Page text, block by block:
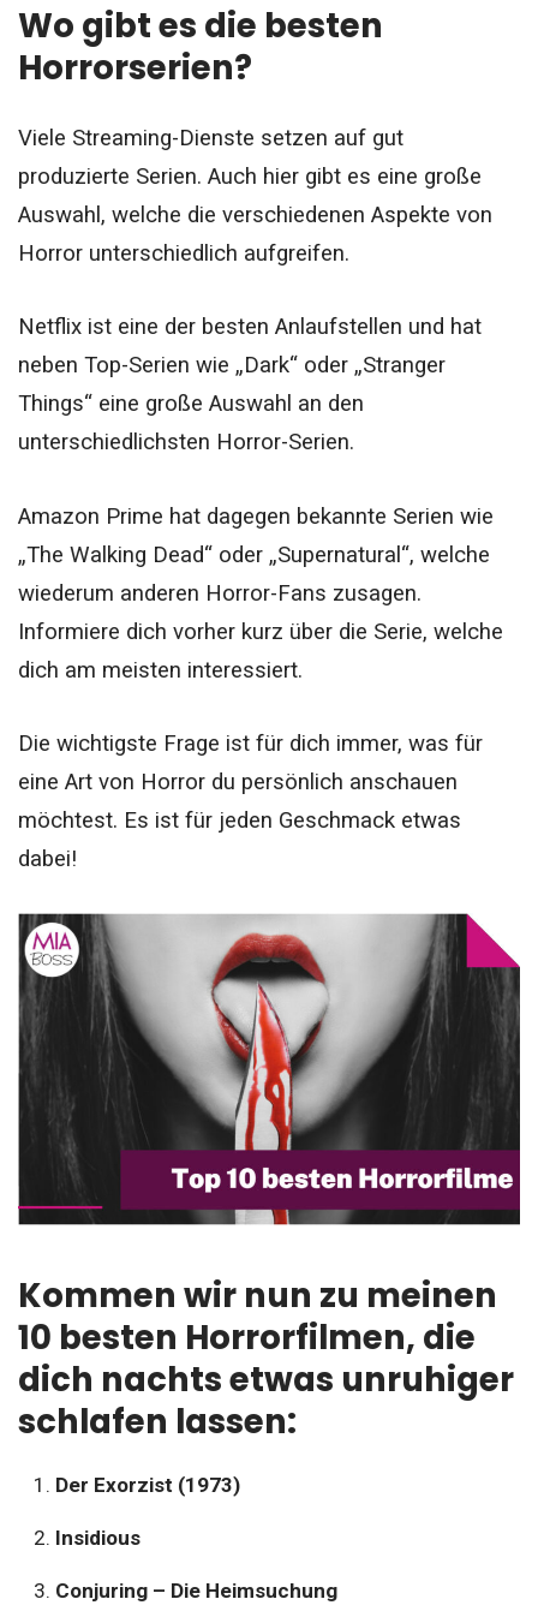
Wo gibt es die besten
Horrorserien?
Viele Streaming-Dienste setzen auf gut
produzierte Serien. Auch hier gibt es eine große
Auswahl, welche die verschiedenen Aspekte von
Horror unterschiedlich aufgreifen.
Netflix ist eine der besten Anlaufstellen und hat
neben Top-Serien wie „Dark“ oder „Stranger
Things“ eine große Auswahl an den
unterschiedlichsten Horror-Serien.
Amazon Prime hat dagegen bekannte Serien wie
„The Walking Dead“ oder „Supernatural“, welche
wiederum anderen Horror-Fans zusagen.
Informiere dich vorher kurz über die Serie, welche
dich am meisten interessiert.
Die wichtigste Frage ist für dich immer, was für
eine Art von Horror du persönlich anschauen
möchtest. Es ist für jeden Geschmack etwas
dabei!
Kommen wir nun zu meinen
10 besten Horrorfilmen, die
dich nachts etwas unruhiger
schlafen lassen:
Der Exorzist (1973)
Insidious
Conjuring – Die Heimsuchung